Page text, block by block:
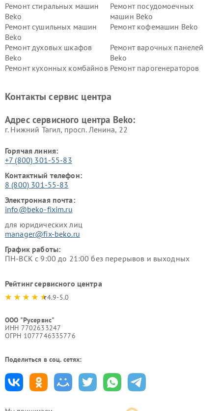
Ремонт стиральных машин
Beko
Ремонт посудомоечных
машин Beko
Ремонт сушильных машин
Beko
Ремонт кофемашин Beko
Ремонт духовых шкафов
Beko
Ремонт варочных панелей
Beko
Ремонт кухонных комбайнов Ремонт парогенераторов
Ремонт холодильников Beko Ремонт морозильных камер
Контакты сервис центра
Адрес сервисного центра Beko:
г. Нижний Тагил, просп. Ленина, 22
Горячая линия:
+7 (800) 301-55-83
Контактный телефон:
8 (800) 301-55-83
Электронная почта:
info@beko-fixim.ru
для юридических лиц
manager@fix-beko.ru
График работы:
ПН-ВСК с 9:00 до 21:00 без перерывов и выходных
Рейтинг сервисного центра
4.9-5.0
ООО "Русервис"
ИНН 7702633247
ОГРН 1077746335776
Поделиться в соц. сетях: